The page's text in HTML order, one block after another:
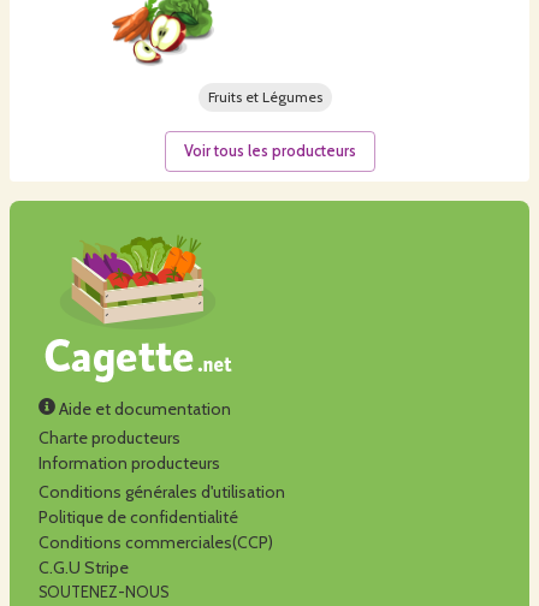
Fruits et Légumes
Voir tous les producteurs
Aide et documentation
Charte producteurs
Information producteurs
Conditions générales d'utilisation
Politique de confidentialité
Conditions commerciales(CCP)
C.G.U Stripe
SOUTENEZ-NOUS